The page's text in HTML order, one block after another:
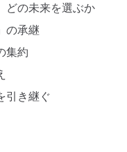
の未来を選ぶか
承継
約
き継ぐ